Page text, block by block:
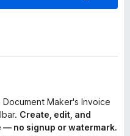
Maker's Invoice
Create, edit, and
— no signup or watermark.